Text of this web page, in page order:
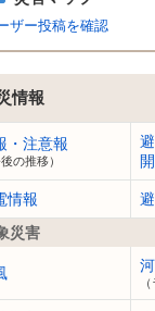
ザー投稿を確認
情報
・注意報
の推移）
情報
災害